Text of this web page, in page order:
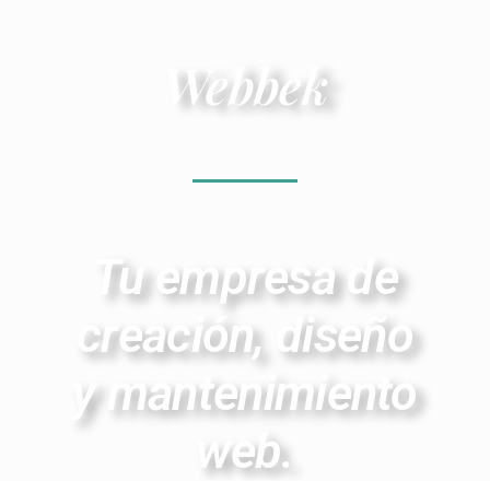
Webbek
Tu empresa de
creación, diseño
y mantenimiento
web.